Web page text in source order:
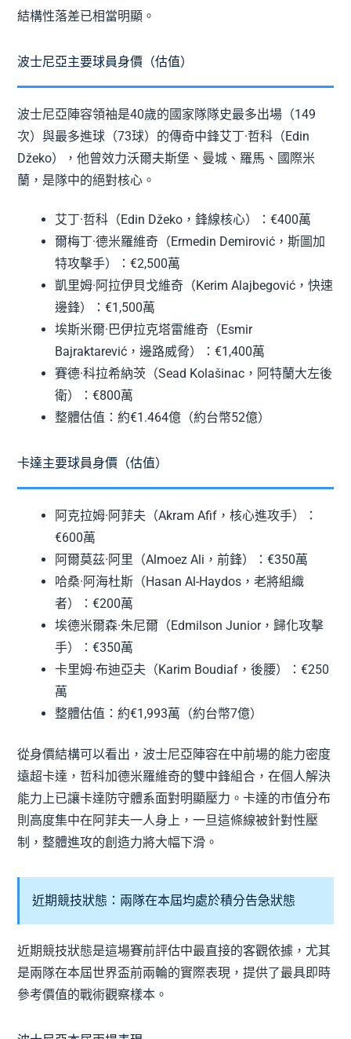
結構性落差已相當明顯。
波士尼亞主要球員身價（估值）
波士尼亞陣容領袖是40歲的國家隊隊史最多出場（149
次）與最多進球（73球）的傳奇中鋒艾丁·哲科（Edin
Džeko），他曾效力沃爾夫斯堡、曼城、羅馬、國際米
蘭，是隊中的絕對核心。
艾丁·哲科（Edin Džeko，鋒線核心）：€400萬
爾梅丁·德米羅維奇（Ermedin Demirović，斯圖加
特攻擊手）：€2,500萬
凱里姆·阿拉伊貝戈維奇（Kerim Alajbegović，快速
邊鋒）：€1,500萬
埃斯米爾·巴伊拉克塔雷維奇（Esmir
Bajraktarević，邊路威脅）：€1,400萬
賽德·科拉希納茨（Sead Kolašinac，阿特蘭大左後
衛）：€800萬
整體估值：約€1.464億（約台幣52億）
卡達主要球員身價（估值）
阿克拉姆·阿菲夫（Akram Afif，核心進攻手）：
€600萬
阿爾莫茲·阿里（Almoez Ali，前鋒）：€350萬
哈桑·阿海杜斯（Hasan Al-Haydos，老將組織
者）：€200萬
埃德米爾森·朱尼爾（Edmilson Junior，歸化攻擊
手）：€350萬
卡里姆·布迪亞夫（Karim Boudiaf，後腰）：€250
萬
整體估值：約€1,993萬（約台幣7億）
從身價結構可以看出，波士尼亞陣容在中前場的能力密度
遠超卡達，哲科加德米羅維奇的雙中鋒組合，在個人解決
能力上已讓卡達防守體系面對明顯壓力。卡達的市值分布
則高度集中在阿菲夫一人身上，一旦這條線被針對性壓
制，整體進攻的創造力將大幅下滑。
近期競技狀態：兩隊在本屆均處於積分告急狀態
近期競技狀態是這場賽前評估中最直接的客觀依據，尤其
是兩隊在本屆世界盃前兩輪的實際表現，提供了最具即時
參考價值的戰術觀察樣本。